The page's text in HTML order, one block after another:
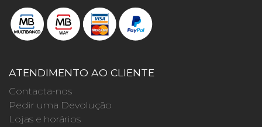
ATENDIMENTO AO CLIENTE
Contacta-nos
Pedir uma Devolução
Lojas e horários